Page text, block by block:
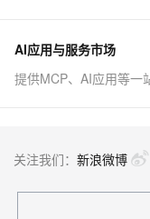
AI应用与服务市场
关注我们： 新浪微博